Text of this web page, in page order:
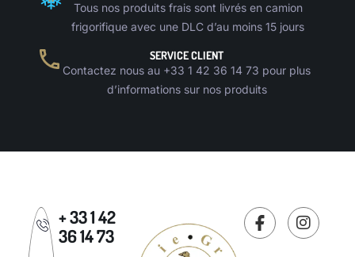
Tous nos produits frais sont livrés en camion
frigorifique avec une DLC d’au moins 15 jours
SERVICE CLIENT
Contactez nous au +33 1 42 36 14 73 pour plus
d’informations sur nos produits
+ 33 1 42
36 14 73